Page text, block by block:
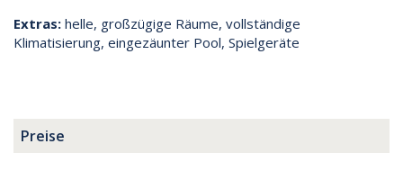
Extras: helle, großzügige Räume, vollständige
Klimatisierung, eingezäunter Pool, Spielgeräte
Preise